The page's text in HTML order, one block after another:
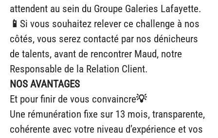
attendent au sein du Groupe Galeries Lafayette.
📱 Si vous souhaitez relever ce challenge à nos
côtés, vous serez contacté par nos dénicheurs
de talents, avant de rencontrer Maud, notre
Responsable de la Relation Client.
NOS AVANTAGES
Et pour finir de vous convaincre💡
Une rémunération fixe sur 13 mois, transparente,
cohérente avec votre niveau d’expérience et vos